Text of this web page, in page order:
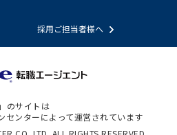
採用ご担当者様へ
」のサイトは
センターによって運営されています